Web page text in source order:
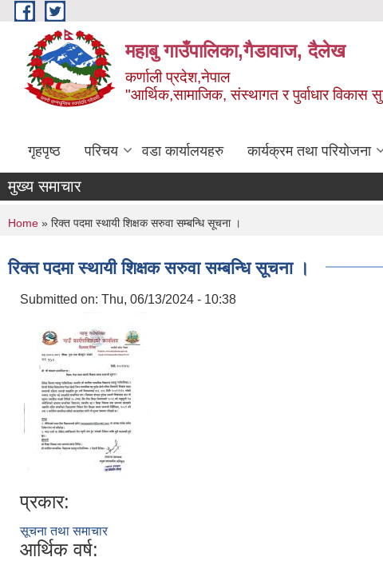
Skip to main content
महाबु गाउँपालिका,गैडावाज, दैलेख
कर्णाली प्रदेश,नेपाल
"आर्थिक,सामाजिक, संस्थागत र पुर्वाधार विकास
गृहपृष्ठ परिचय वडा कार्यालयहरु कार्यक्रम तथा परियोजना
मुख्य समाचार
You are here
Home » रिक्त पदमा स्थायी शिक्षक सरुवा सम्बन्धि सूचना ।
रिक्त पदमा स्थायी शिक्षक सरुवा सम्बन्धि सूचना ।
Submitted on: Thu, 06/13/2024 - 10:38
प्रकार:
सूचना तथा समाचार
आर्थिक वर्ष: